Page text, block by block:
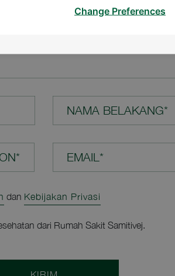
NAMA BELAKANG*
EMAIL*
dan Kebijakan Privasi
dari Rumah Sakit Samitivej.
Change Preferences